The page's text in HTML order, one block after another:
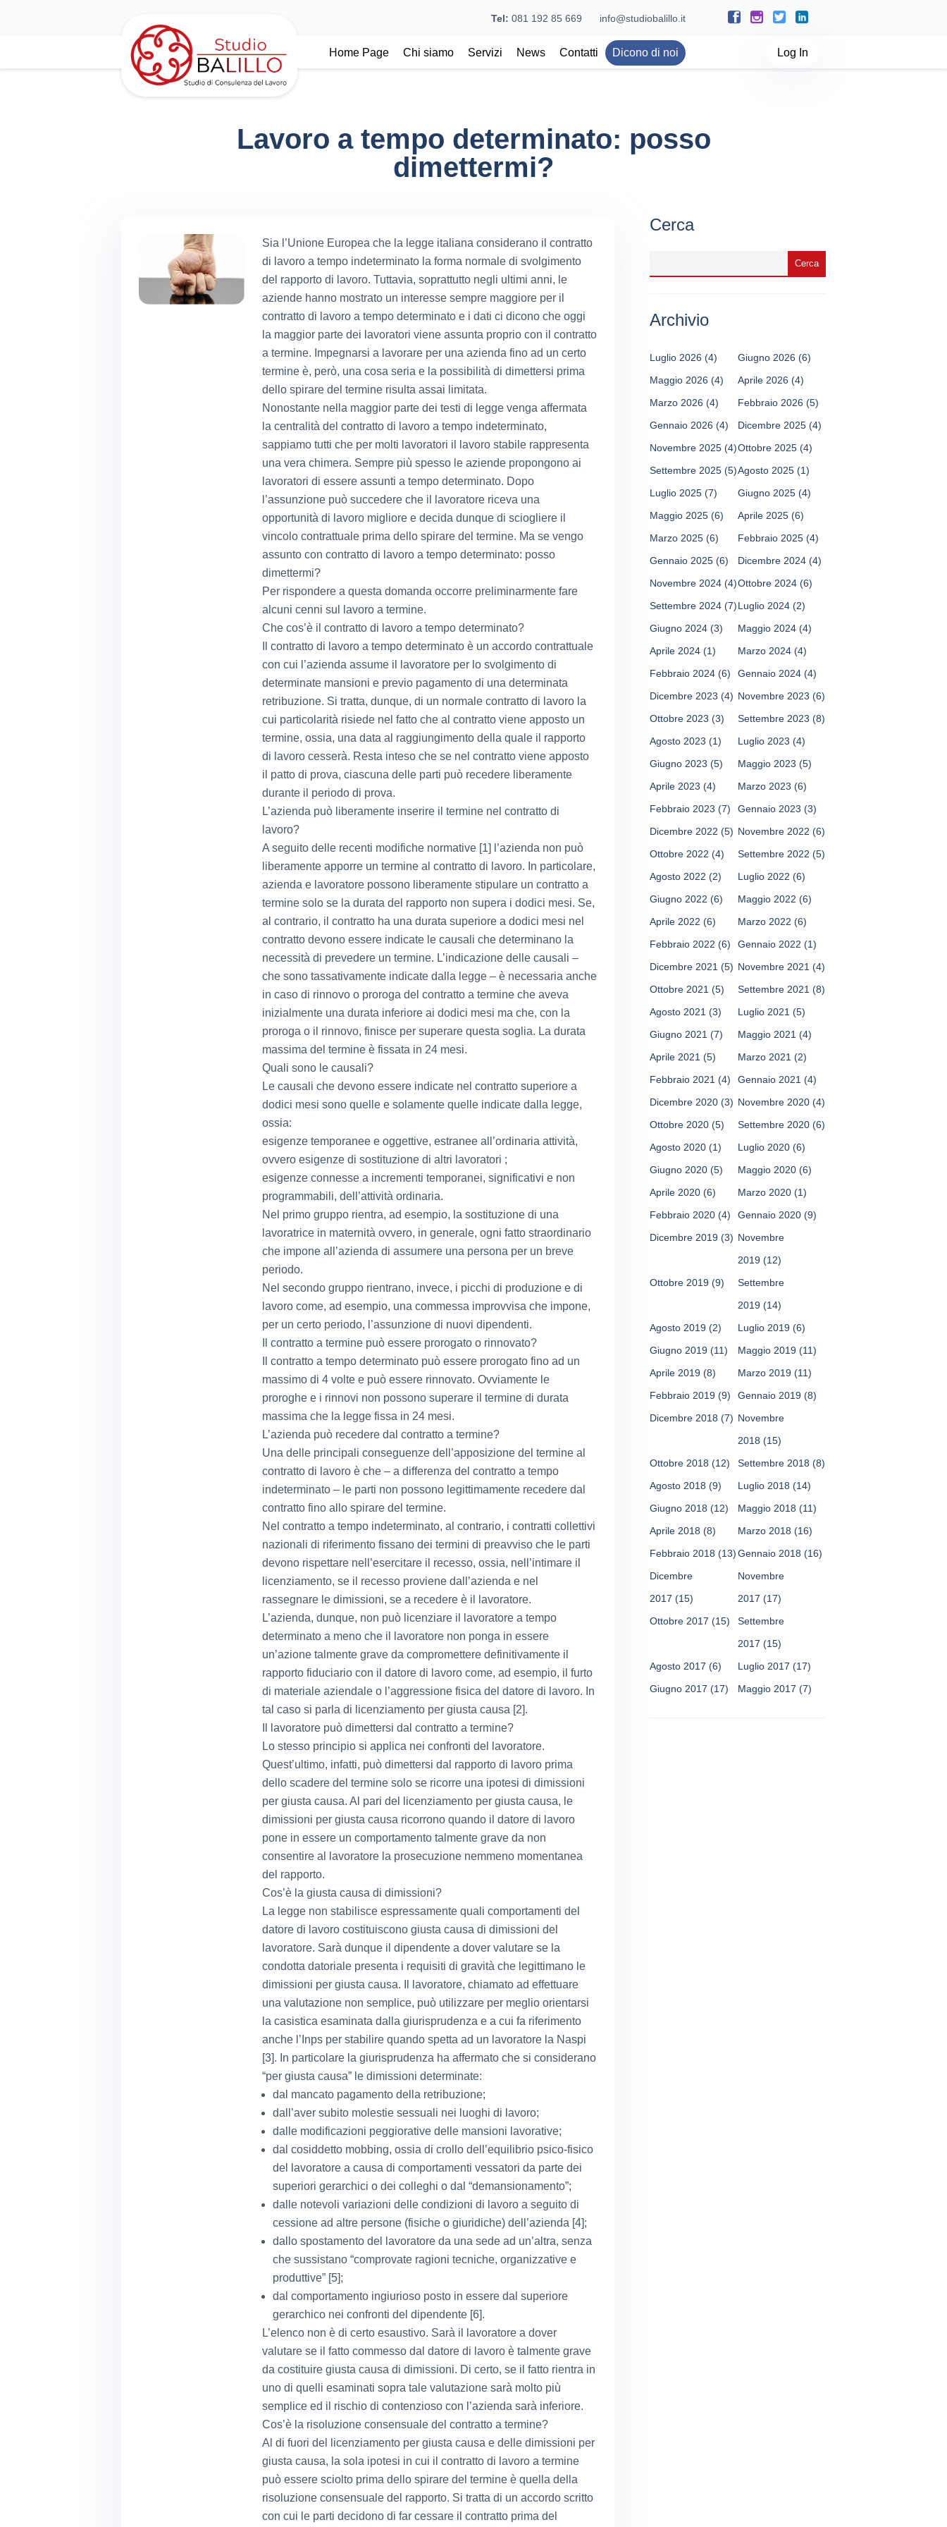
Tel: 081 192 85 669 info@studiobalillo.it
Home Page Chi siamo Servizi News Contatti Dicono di noi Log In
Lavoro a tempo determinato: posso
dimettermi?
Sia l’Unione Europea che la legge italiana considerano il contratto
di lavoro a tempo indeterminato la forma normale di svolgimento
del rapporto di lavoro. Tuttavia, soprattutto negli ultimi anni, le
aziende hanno mostrato un interesse sempre maggiore per il
contratto di lavoro a tempo determinato e i dati ci dicono che oggi
la maggior parte dei lavoratori viene assunta proprio con il contratto
a termine. Impegnarsi a lavorare per una azienda fino ad un certo
termine è, però, una cosa seria e la possibilità di dimettersi prima
dello spirare del termine risulta assai limitata.
Nonostante nella maggior parte dei testi di legge venga affermata
la centralità del contratto di lavoro a tempo indeterminato,
sappiamo tutti che per molti lavoratori il lavoro stabile rappresenta
una vera chimera. Sempre più spesso le aziende propongono ai
lavoratori di essere assunti a tempo determinato. Dopo
l’assunzione può succedere che il lavoratore riceva una
opportunità di lavoro migliore e decida dunque di sciogliere il
vincolo contrattuale prima dello spirare del termine. Ma se vengo
assunto con contratto di lavoro a tempo determinato: posso
dimettermi?
Per rispondere a questa domanda occorre preliminarmente fare
alcuni cenni sul lavoro a termine.
Che cos’è il contratto di lavoro a tempo determinato?
Il contratto di lavoro a tempo determinato è un accordo contrattuale
con cui l’azienda assume il lavoratore per lo svolgimento di
determinate mansioni e previo pagamento di una determinata
retribuzione. Si tratta, dunque, di un normale contratto di lavoro la
cui particolarità risiede nel fatto che al contratto viene apposto un
termine, ossia, una data al raggiungimento della quale il rapporto
di lavoro cesserà. Resta inteso che se nel contratto viene apposto
il patto di prova, ciascuna delle parti può recedere liberamente
durante il periodo di prova.
L’azienda può liberamente inserire il termine nel contratto di
lavoro?
A seguito delle recenti modifiche normative [1] l’azienda non può
liberamente apporre un termine al contratto di lavoro. In particolare,
azienda e lavoratore possono liberamente stipulare un contratto a
termine solo se la durata del rapporto non supera i dodici mesi. Se,
al contrario, il contratto ha una durata superiore a dodici mesi nel
contratto devono essere indicate le causali che determinano la
necessità di prevedere un termine. L’indicazione delle causali –
che sono tassativamente indicate dalla legge – è necessaria anche
in caso di rinnovo o proroga del contratto a termine che aveva
inizialmente una durata inferiore ai dodici mesi ma che, con la
proroga o il rinnovo, finisce per superare questa soglia. La durata
massima del termine è fissata in 24 mesi.
Quali sono le causali?
Le causali che devono essere indicate nel contratto superiore a
dodici mesi sono quelle e solamente quelle indicate dalla legge,
ossia:
esigenze temporanee e oggettive, estranee all’ordinaria attività,
ovvero esigenze di sostituzione di altri lavoratori ;
esigenze connesse a incrementi temporanei, significativi e non
programmabili, dell’attività ordinaria.
Nel primo gruppo rientra, ad esempio, la sostituzione di una
lavoratrice in maternità ovvero, in generale, ogni fatto straordinario
che impone all’azienda di assumere una persona per un breve
periodo.
Nel secondo gruppo rientrano, invece, i picchi di produzione e di
lavoro come, ad esempio, una commessa improvvisa che impone,
per un certo periodo, l’assunzione di nuovi dipendenti.
Il contratto a termine può essere prorogato o rinnovato?
Il contratto a tempo determinato può essere prorogato fino ad un
massimo di 4 volte e può essere rinnovato. Ovviamente le
proroghe e i rinnovi non possono superare il termine di durata
massima che la legge fissa in 24 mesi.
L’azienda può recedere dal contratto a termine?
Una delle principali conseguenze dell’apposizione del termine al
contratto di lavoro è che – a differenza del contratto a tempo
indeterminato – le parti non possono legittimamente recedere dal
contratto fino allo spirare del termine.
Nel contratto a tempo indeterminato, al contrario, i contratti collettivi
nazionali di riferimento fissano dei termini di preavviso che le parti
devono rispettare nell’esercitare il recesso, ossia, nell’intimare il
licenziamento, se il recesso proviene dall’azienda e nel
rassegnare le dimissioni, se a recedere è il lavoratore.
L’azienda, dunque, non può licenziare il lavoratore a tempo
determinato a meno che il lavoratore non ponga in essere
un’azione talmente grave da compromettere definitivamente il
rapporto fiduciario con il datore di lavoro come, ad esempio, il furto
di materiale aziendale o l’aggressione fisica del datore di lavoro. In
tal caso si parla di licenziamento per giusta causa [2].
Il lavoratore può dimettersi dal contratto a termine?
Lo stesso principio si applica nei confronti del lavoratore.
Quest’ultimo, infatti, può dimettersi dal rapporto di lavoro prima
dello scadere del termine solo se ricorre una ipotesi di dimissioni
per giusta causa. Al pari del licenziamento per giusta causa, le
dimissioni per giusta causa ricorrono quando il datore di lavoro
pone in essere un comportamento talmente grave da non
consentire al lavoratore la prosecuzione nemmeno momentanea
del rapporto.
Cos’è la giusta causa di dimissioni?
La legge non stabilisce espressamente quali comportamenti del
datore di lavoro costituiscono giusta causa di dimissioni del
lavoratore. Sarà dunque il dipendente a dover valutare se la
condotta datoriale presenta i requisiti di gravità che legittimano le
dimissioni per giusta causa. Il lavoratore, chiamato ad effettuare
una valutazione non semplice, può utilizzare per meglio orientarsi
la casistica esaminata dalla giurisprudenza e a cui fa riferimento
anche l’Inps per stabilire quando spetta ad un lavoratore la Naspi
[3]. In particolare la giurisprudenza ha affermato che si considerano
“per giusta causa” le dimissioni determinate:
dal mancato pagamento della retribuzione;
dall’aver subito molestie sessuali nei luoghi di lavoro;
dalle modificazioni peggiorative delle mansioni lavorative;
dal cosiddetto mobbing, ossia di crollo dell’equilibrio psico-fisico
del lavoratore a causa di comportamenti vessatori da parte dei
superiori gerarchici o dei colleghi o dal “demansionamento”;
dalle notevoli variazioni delle condizioni di lavoro a seguito di
cessione ad altre persone (fisiche o giuridiche) dell’azienda [4];
dallo spostamento del lavoratore da una sede ad un’altra, senza
che sussistano “comprovate ragioni tecniche, organizzative e
produttive” [5];
dal comportamento ingiurioso posto in essere dal superiore
gerarchico nei confronti del dipendente [6].
L’elenco non è di certo esaustivo. Sarà il lavoratore a dover
valutare se il fatto commesso dal datore di lavoro è talmente grave
da costituire giusta causa di dimissioni. Di certo, se il fatto rientra in
uno di quelli esaminati sopra tale valutazione sarà molto più
semplice ed il rischio di contenzioso con l’azienda sarà inferiore.
Cos’è la risoluzione consensuale del contratto a termine?
Al di fuori del licenziamento per giusta causa e delle dimissioni per
giusta causa, la sola ipotesi in cui il contratto di lavoro a termine
può essere sciolto prima dello spirare del termine è quella della
risoluzione consensuale del rapporto. Si tratta di un accordo scritto
con cui le parti decidono di far cessare il contratto prima del
Cerca
Archivio
Luglio 2026 (4) Giugno 2026 (6)
Maggio 2026 (4) Aprile 2026 (4)
Marzo 2026 (4) Febbraio 2026 (5)
Gennaio 2026 (4) Dicembre 2025 (4)
Novembre 2025 (4)Ottobre 2025 (4)
Settembre 2025 (5)Agosto 2025 (1)
Luglio 2025 (7) Giugno 2025 (4)
Maggio 2025 (6) Aprile 2025 (6)
Marzo 2025 (6) Febbraio 2025 (4)
Gennaio 2025 (6) Dicembre 2024 (4)
Novembre 2024 (4)Ottobre 2024 (6)
Settembre 2024 (7)Luglio 2024 (2)
Giugno 2024 (3) Maggio 2024 (4)
Aprile 2024 (1) Marzo 2024 (4)
Febbraio 2024 (6) Gennaio 2024 (4)
Dicembre 2023 (4) Novembre 2023 (6)
Ottobre 2023 (3) Settembre 2023 (8)
Agosto 2023 (1) Luglio 2023 (4)
Giugno 2023 (5) Maggio 2023 (5)
Aprile 2023 (4) Marzo 2023 (6)
Febbraio 2023 (7) Gennaio 2023 (3)
Dicembre 2022 (5) Novembre 2022 (6)
Ottobre 2022 (4) Settembre 2022 (5)
Agosto 2022 (2) Luglio 2022 (6)
Giugno 2022 (6) Maggio 2022 (6)
Aprile 2022 (6) Marzo 2022 (6)
Febbraio 2022 (6) Gennaio 2022 (1)
Dicembre 2021 (5) Novembre 2021 (4)
Ottobre 2021 (5) Settembre 2021 (8)
Agosto 2021 (3) Luglio 2021 (5)
Giugno 2021 (7) Maggio 2021 (4)
Aprile 2021 (5) Marzo 2021 (2)
Febbraio 2021 (4) Gennaio 2021 (4)
Dicembre 2020 (3) Novembre 2020 (4)
Ottobre 2020 (5) Settembre 2020 (6)
Agosto 2020 (1) Luglio 2020 (6)
Giugno 2020 (5) Maggio 2020 (6)
Aprile 2020 (6) Marzo 2020 (1)
Febbraio 2020 (4) Gennaio 2020 (9)
Dicembre 2019 (3) Novembre
2019 (12)
Ottobre 2019 (9)
Settembre
2019 (14)
Agosto 2019 (2) Luglio 2019 (6)
Giugno 2019 (11) Maggio 2019 (11)
Aprile 2019 (8) Marzo 2019 (11)
Febbraio 2019 (9) Gennaio 2019 (8)
Dicembre 2018 (7) Novembre
2018 (15)
Ottobre 2018 (12) Settembre 2018 (8)
Agosto 2018 (9) Luglio 2018 (14)
Giugno 2018 (12) Maggio 2018 (11)
Aprile 2018 (8) Marzo 2018 (16)
Febbraio 2018 (13)Gennaio 2018 (16)
Dicembre
2017 (15)
Novembre
2017 (17)
Ottobre 2017 (15)
Settembre
2017 (15)
Agosto 2017 (6) Luglio 2017 (17)
Giugno 2017 (17) Maggio 2017 (7)